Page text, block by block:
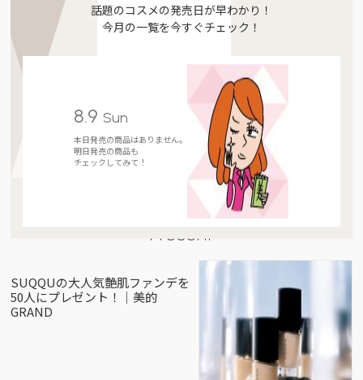
話題のコスメの発売日が早わかり！
今月の一覧を今すぐチェック！
8.9 Sun
本日発売の商品はありません。
明日発売の商品も
チェックしてみて！
Present
SUQQUの大人気艶肌ファンデを
50人にプレゼント！｜美的
GRAND